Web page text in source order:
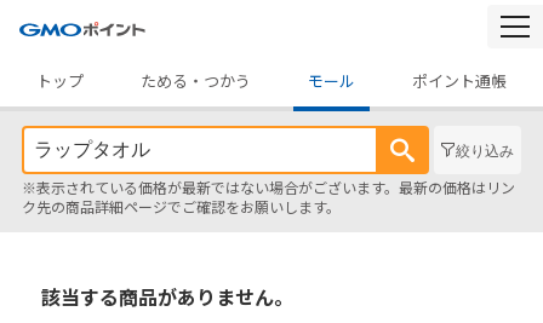
トップ
ためる・つかう モール ポイント通帳
絞り込み
※表示されている価格が最新ではない場合がございます。最新の価格はリン
ク先の商品詳細ページでご確認をお願いします。
該当する商品がありません。